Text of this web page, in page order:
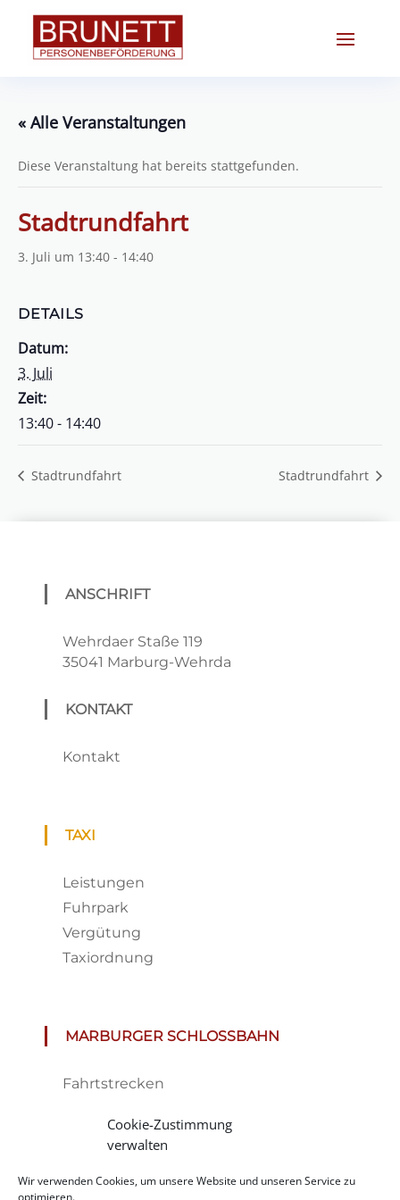
Cookie-Zustimmung
verwalten
Wir verwenden Cookies, um unsere Website und unseren Service zu
optimieren.
« Alle Veranstaltungen
Diese Veranstaltung hat bereits stattgefunden.
Stadtrundfahrt
3. Juli um 13:40 - 14:40
DETAILS
Datum:
3. Juli
Zeit:
13:40 - 14:40
Stadtrundfahrt Stadtrundfahrt
ANSCHRIFT
Wehrdaer Staße 119
35041 Marburg-Wehrda
KONTAKT
Kontakt
TAXI
Leistungen
Fuhrpark
Vergütung
Taxiordnung
MARBURGER SCHLOSSBAHN
Fahrtstrecken
Tickets
Impressionen